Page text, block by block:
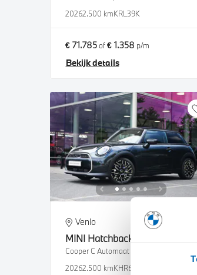
20262.500 kmKRL39K
€ 71.785of€ 1.358 p/m
Bekijk details
Venlo
MINI Hatchback
Cooper C Automaat
20262.500 kmKHR60V